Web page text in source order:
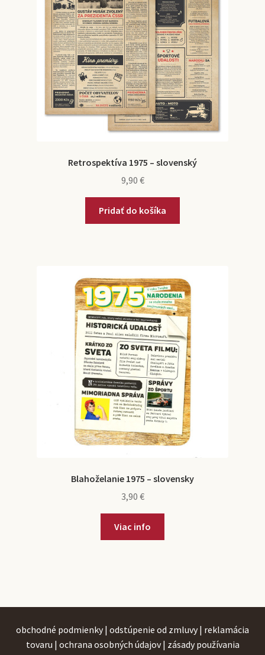
Retrospektíva 1975 – slovenský
9,90 €
Pridať do košíka
Blahoželanie 1975 – slovensky
3,90 €
Viac info
obchodné podmienky | odstúpenie od zmluvy | reklamácia
tovaru | ochrana osobných údajov | zásady používania